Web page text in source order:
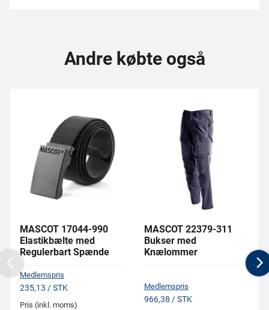
Andre købte også
MASCOT 17044-990
Elastikbælte med
Regulerbart Spænde
Medlemspris
235,13 / STK
Pris (inkl. moms)
MASCOT 22379-311
Bukser med
Knælommer
Medlemspris
966,38 / STK
Previous